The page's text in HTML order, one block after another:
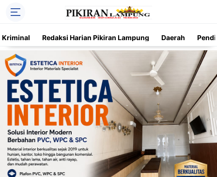
Kriminal Redaksi Harian Pikiran Lampung Daerah
Trending Kriminal Nasional